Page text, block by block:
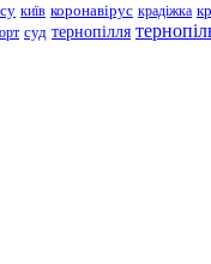
київ коронавірус крадіжка
суд тернопілля